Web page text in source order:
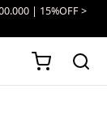
| 15%OFF >